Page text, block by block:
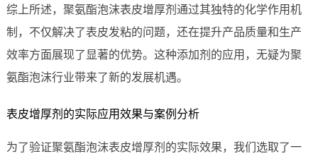
综上所述，聚氨酯泡沫表皮增厚剂通过其独特的化学作用机
制，不仅解决了表皮发粘的问题，还在提升产品质量和生产
效率方面展现了显著的优势。这种添加剂的应用，无疑为聚
氨酯泡沫行业带来了新的发展机遇。
表皮增厚剂的实际应用效果与案例分析
为了验证聚氨酯泡沫表皮增厚剂的实际效果，我们选取了一